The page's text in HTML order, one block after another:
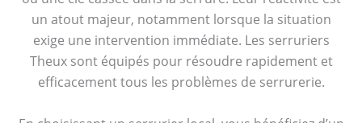
un atout majeur, notamment lorsque la situation
exige une intervention immédiate. Les serruriers
Theux sont équipés pour résoudre rapidement et
efficacement tous les problèmes de serrurerie.